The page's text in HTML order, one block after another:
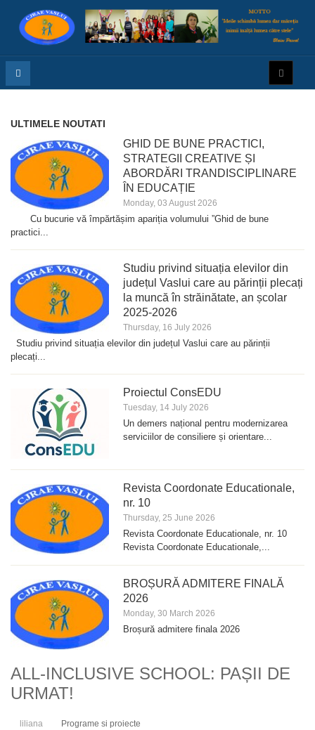
ULTIMELE NOUTATI
GHID DE BUNE PRACTICI,
STRATEGII CREATIVE ȘI
ABORDĂRI TRANDISCIPLINARE
ÎN EDUCAȚIE
Monday, 03 August 2026
Cu bucurie vă împărtășim apariția volumului ”Ghid de bune
practici...
Studiu privind situația elevilor din
județul Vaslui care au părinții plecați
la muncă în străinătate, an școlar
2025-2026
Thursday, 16 July 2026
Studiu privind situația elevilor din județul Vaslui care au părinții
plecați...
Proiectul ConsEDU
Tuesday, 14 July 2026
Un demers național pentru modernizarea
serviciilor de consiliere și orientare...
Revista Coordonate Educationale,
nr. 10
Thursday, 25 June 2026
Revista Coordonate Educationale, nr. 10
Revista Coordonate Educationale,...
BROȘURĂ ADMITERE FINALĂ
2026
Monday, 30 March 2026
Broșură admitere finala 2026
ALL-INCLUSIVE SCHOOL: PAȘII DE
URMAT!
liliana
Programe si proiecte